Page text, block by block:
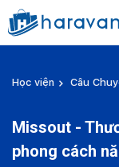
Học viện Câu
Missout -
phong cách